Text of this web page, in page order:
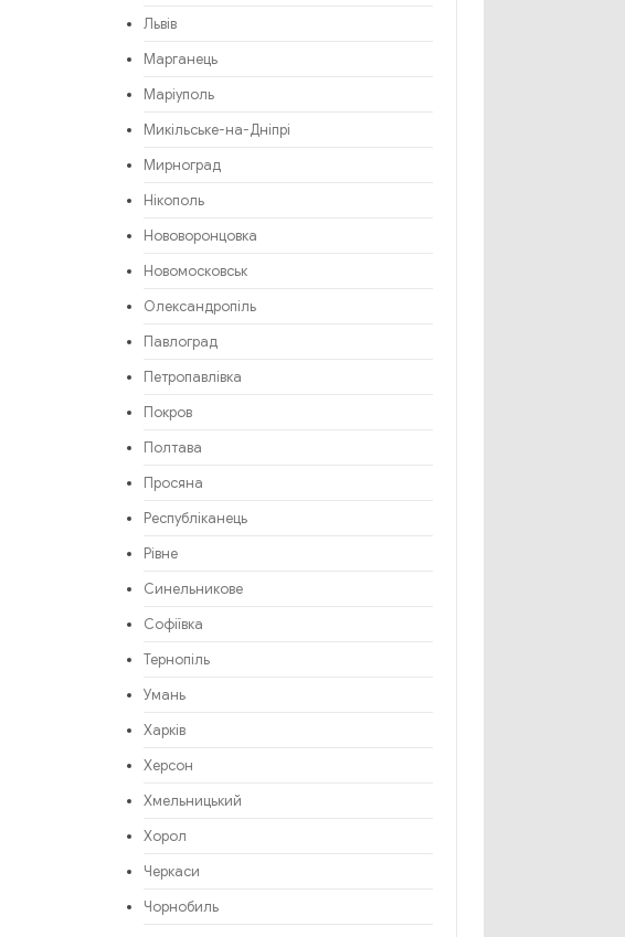
Львів
Марганець
Маріуполь
Микільське-на-Дніпрі
Мирноград
Нікополь
Нововоронцовка
Новомосковськ
Олександропіль
Павлоград
Петропавлівка
Покров
Полтава
Просяна
Республіканець
Рівне
Синельникове
Софіївка
Тернопіль
Умань
Харків
Херсон
Хмельницький
Хорол
Черкаси
Чорнобиль